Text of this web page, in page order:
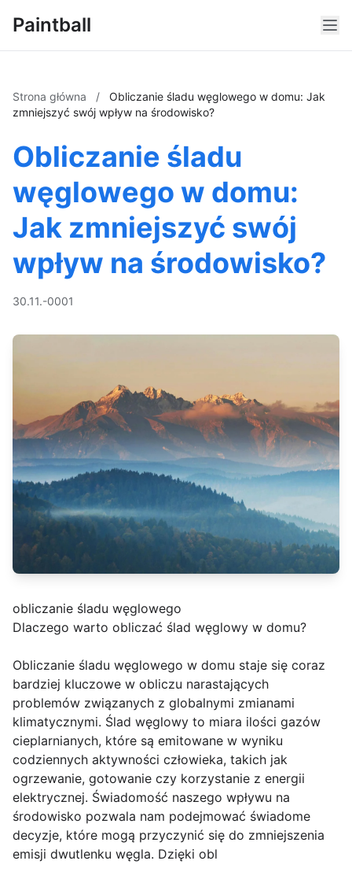
Paintball
Strona główna /
Obliczanie śladu węglowego w domu: Jak
zmniejszyć swój wpływ na środowisko?
Obliczanie śladu
węglowego w domu:
Jak zmniejszyć swój
wpływ na środowisko?
30.11.-0001
obliczanie śladu węglowego
Dlaczego warto obliczać ślad węglowy w domu?
Obliczanie śladu węglowego w domu staje się coraz
bardziej kluczowe w obliczu narastających
problemów związanych z globalnymi zmianami
klimatycznymi. Ślad węglowy to miara ilości gazów
cieplarnianych, które są emitowane w wyniku
codziennych aktywności człowieka, takich jak
ogrzewanie, gotowanie czy korzystanie z energii
elektrycznej. Świadomość naszego wpływu na
środowisko pozwala nam podejmować świadome
decyzje, które mogą przyczynić się do zmniejszenia
emisji dwutlenku węgla. Dzięki obl